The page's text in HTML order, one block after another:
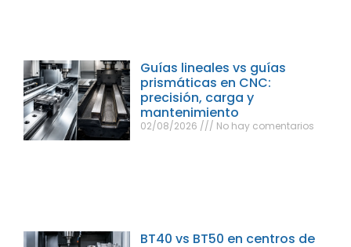
Guías lineales vs guías
prismáticas en CNC:
precisión, carga y
mantenimiento
02/08/2026 No hay comentarios
BT40 vs BT50 en centros de